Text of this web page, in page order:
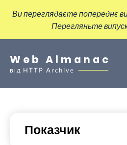
Ви переглядаєте попереднє
Перегляньте
Web Almanac
від HTTP Archive
Показчик